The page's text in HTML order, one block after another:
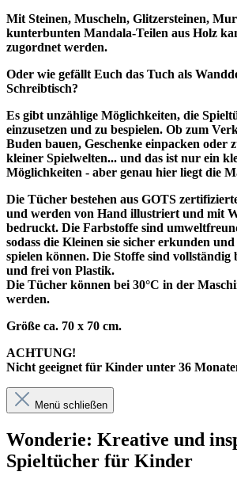
Mit Steinen, Muscheln, Glitzersteinen,
kunterbunten Mandala-Teilen aus Holz
zugordnet werden.
Oder wie gefällt Euch das Tuch als
Schreibtisch?
Es gibt unzählige Möglichkeiten, die
einzusetzen und zu bespielen. Ob zum
Buden bauen, Geschenke einpacken oder
kleiner Spielwelten... und das ist nur ein
Möglichkeiten - aber genau hier liegt die
Die Tücher bestehen aus GOTS
und werden von Hand illustriert und mit
bedruckt. Die Farbstoffe sind
sodass die Kleinen sie sicher erkunden
spielen können. Die Stoffe sind vollständig
und frei von Plastik.
Die Tücher können bei 30°C in der
werden.
Größe ca. 70 x 70 cm.
ACHTUNG!
Nicht geeignet für Kinder unter 36
Menü schließen
Wonderie: Kreative und
Spieltücher für Kinder